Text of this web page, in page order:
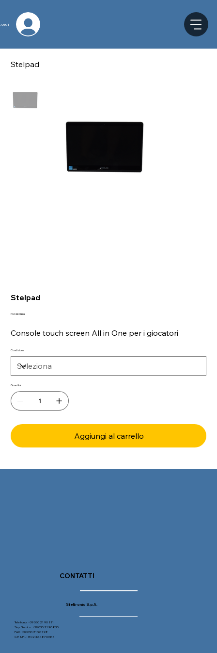
Stelpad
Stelpad
IVA esclusa
Console touch screen All in One per i giocatori
Condizione
Quantità
Aggiungi al carrello
Steltronic S.p.A.
Telefono: +39 030 21 90 811
Sup. Tecnico: +39 030 21 90 830
FAX: +39 030 21 90 798
C.F. & P.I. : IT 02464870985
CONTATTI